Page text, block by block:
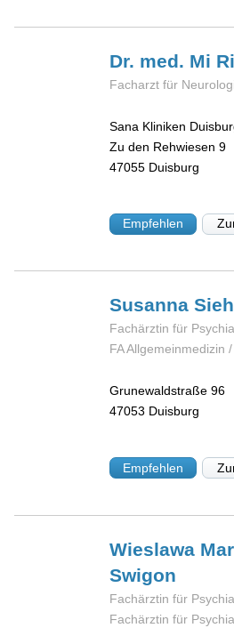
Dr. med. Mi
Facharzt für
Sana Kliniken
Zu den Rehwiesen 9
47055 Duisburg
Empfehlen
Susanna
Fachärztin für
FA Allgemeinmedizin
Grunewaldstraße 96
47053 Duisburg
Empfehlen
Wieslawa
Swigon
Fachärztin für
Fachärztin für